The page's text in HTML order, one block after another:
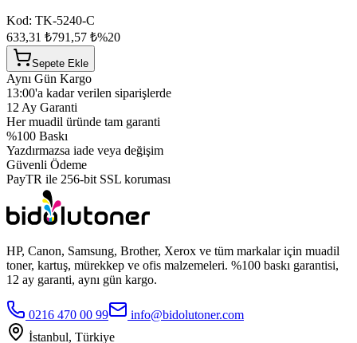
Kod: TK-5240-C
633,31 ₺791,57 ₺%20
Sepete Ekle
Aynı Gün Kargo
13:00'a kadar verilen siparişlerde
12 Ay Garanti
Her muadil üründe tam garanti
%100 Baskı
Yazdırmazsa iade veya değişim
Güvenli Ödeme
PayTR ile 256-bit SSL koruması
HP, Canon, Samsung, Brother, Xerox ve tüm markalar için muadil
toner, kartuş, mürekkep ve ofis malzemeleri. %100 baskı garantisi,
12 ay garanti, aynı gün kargo.
0216 470 00 99
info@bidolutoner.com
İstanbul, Türkiye